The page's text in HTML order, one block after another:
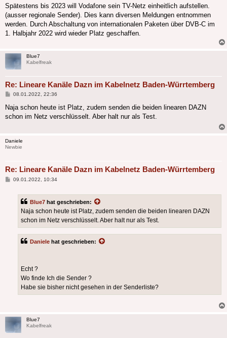
Spätestens bis 2023 will Vodafone sein TV-Netz einheitlich aufstellen.
(ausser regionale Sender). Dies kann diversen Meldungen entnommen
werden. Durch Abschaltung von internationalen Paketen über DVB-C im
1. Halbjahr 2022 wird wieder Platz geschaffen.
Blue7
Kabelfreak
Re: Lineare Kanäle Dazn im Kabelnetz Baden-Würrtemberg
Beitrag
08.01.2022, 22:36
Naja schon heute ist Platz, zudem senden die beiden linearen DAZN
schon im Netz verschlüsselt. Aber halt nur als Test.
Daniele
Newbie
Re: Lineare Kanäle Dazn im Kabelnetz Baden-Würrtemberg
Beitrag
09.01.2022, 10:34
Blue7 hat geschrieben:
Naja schon heute ist Platz, zudem senden die beiden linearen DAZN
schon im Netz verschlüsselt. Aber halt nur als Test.
Daniele hat geschrieben:
Echt ?
Wo finde Ich die Sender ?
Habe sie bisher nicht gesehen in der Senderliste?
Blue7
Kabelfreak